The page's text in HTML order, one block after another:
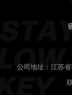
公司地址：江苏